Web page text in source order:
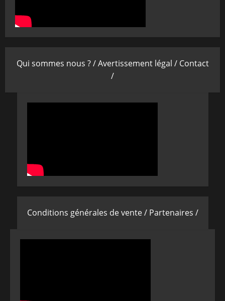
Qui sommes nous ? /Avertissement légal / Contact
/
Conditions générales de vente / Partenaires /